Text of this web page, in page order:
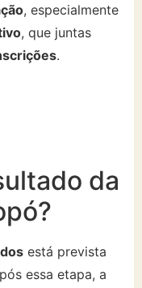
, especialmente
, que juntas
.
da
está prevista
essa etapa, a